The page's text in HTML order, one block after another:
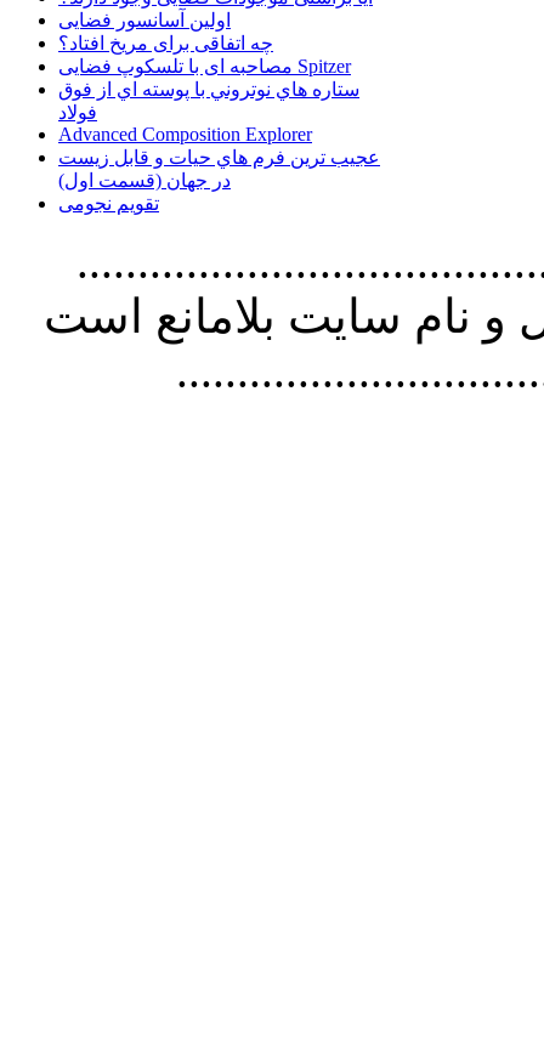
اولین آسانسور فضایی
چه اتفاقی برای مریخ افتاد؟
مصاحبه ای با تلسکوپ فضایی Spitzer
ستاره هاي نوتروني با پوسته اي از فوق
فولاد
Advanced Composition Explorer
عجیب ترین فرم هاي حيات و قابل زيست
در جهان (قسمت اول)
تقویم نجومی
استفاده از
نام سايت بلامانع است